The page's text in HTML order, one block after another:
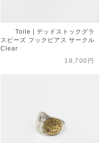
Toile | デッドストックグラ
スビーズ フックピアス サークル
Clear
18,700円